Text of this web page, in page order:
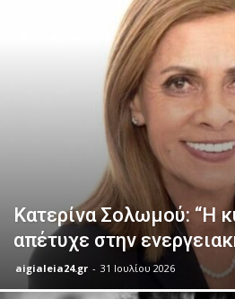
Κατερίνα Σολωμού: “Η
απέτυχε στην
aigialeia24.gr - 31 Ιουλίου 2026